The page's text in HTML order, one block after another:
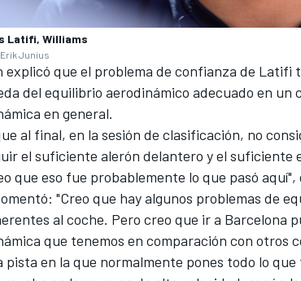
Latifi, Williams
Junius
explicó que el problema de confianza de Latifi
del equilibrio aerodinámico adecuado en un
en general.
al final, en la sesión de clasificación, no
el suficiente alerón delantero y el suficiente
que eso fue probablemente lo que pasó aquí",
"Creo que hay algunos problemas de
al coche. Pero creo que ir a Barcelona
que tenemos en comparación con otros
pista en la que normalmente pones todo lo